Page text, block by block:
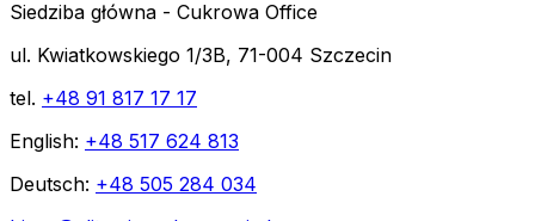
Siedziba główna - Cukrowa Office
ul. Kwiatkowskiego 1/3B, 71-004 Szczecin
tel. +48 91 817 17 17
English: +48 517 624 813
Deutsch: +48 505 284 034